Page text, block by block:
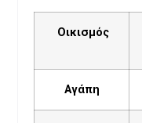
Οικισμός
Αγάπη